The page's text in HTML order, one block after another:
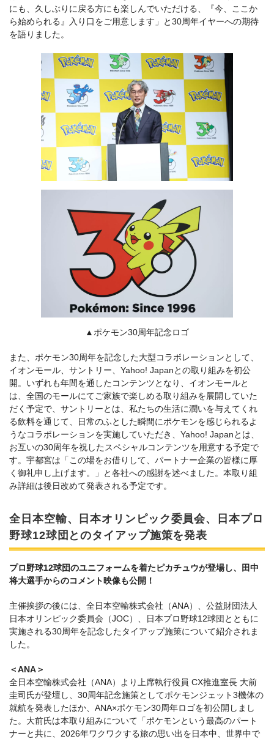
にも、久しぶりに戻る方にも楽しんでいただける、『今、ここか
ら始められる』入り口をご用意します」と30周年イヤーへの期待
を語りました。
▲ポケモン30周年記念ロゴ
また、ポケモン30周年を記念した大型コラボレーションとして、
イオンモール、サントリー、Yahoo! Japanとの取り組みを初公
開。いずれも年間を通したコンテンツとなり、イオンモールと
は、全国のモールにてご家族で楽しめる取り組みを展開していた
だく予定で、サントリーとは、私たちの生活に潤いを与えてくれ
る飲料を通じて、日常のふとした瞬間にポケモンを感じられるよ
うなコラボレーションを実施していただき、Yahoo! Japanとは、
お互いの30周年を祝したスペシャルコンテンツを用意する予定で
す。宇都宮は「この場をお借りして、パートナー企業の皆様に厚
く御礼申し上げます。」と各社への感謝を述べました。本取り組
み詳細は後日改めて発表される予定です。
全日本空輸、日本オリンピック委員会、日本プロ
野球12球団とのタイアップ施策を発表
プロ野球12球団のユニフォームを着たピカチュウが登場し、田中
将大選手からのコメント映像も公開！
主催挨拶の後には、全日本空輸株式会社（ANA）、公益財団法人
日本オリンピック委員会（JOC）、日本プロ野球12球団とともに
実施される30周年を記念したタイアップ施策について紹介されま
した。
＜ANA＞
全日本空輸株式会社（ANA）より上席執行役員 CX推進室長 大前
圭司氏が登壇し、30周年記念施策としてポケモンジェット3機体の
就航を発表したほか、ANA×ポケモン30周年ロゴを初公開しまし
た。大前氏は本取り組みについて「ポケモンという最高のパート
ナーと共に、2026年ワクワクする旅の思い出を日本中、世界中で